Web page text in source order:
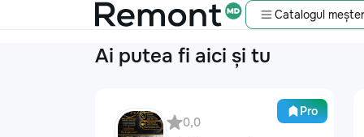
Catalogul
Ai putea fi aici și tu
Pro
0,0